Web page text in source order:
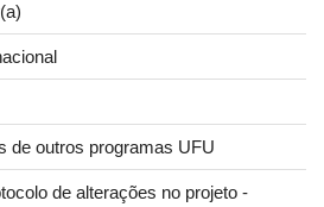
de outros programas UFU
de alterações no projeto -